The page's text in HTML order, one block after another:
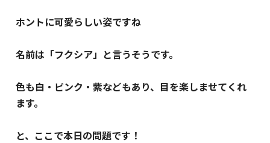
ホントに可愛らしい姿ですね
名前は「フクシア」と言うそうです。
色も白・ピンク・紫などもあり、目を楽しませてくれ
ます。
と、ここで本日の問題です！